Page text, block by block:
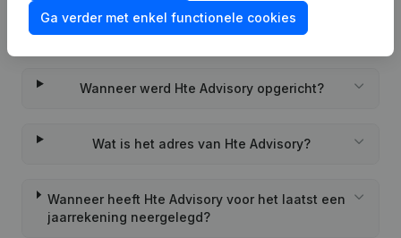
Wat is het PEPPOL ID van Hte Advisory?
Wanneer werd Hte Advisory opgericht?
Wat is het adres van Hte Advisory?
Wanneer heeft Hte Advisory voor het laatst een
jaarrekening neergelegd?
Ga verder met enkel functionele cookies